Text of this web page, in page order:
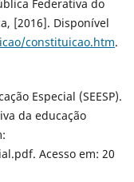
Federativa do
[2016]. Disponível
constituicao.htm.
Especial (SEESP).
da educação
Acesso em: 20